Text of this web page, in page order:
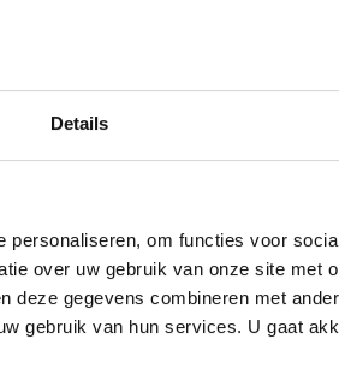
Details
om functies voor
over uw gebruik van onze site met
deze gegevens combineren met
gebruik van hun services. U gaat